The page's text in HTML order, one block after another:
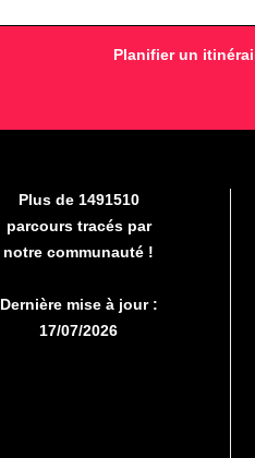
Planifier un
Plus de 1491510
parcours tracés par
notre communauté !
Dernière mise à jour :
17/07/2026